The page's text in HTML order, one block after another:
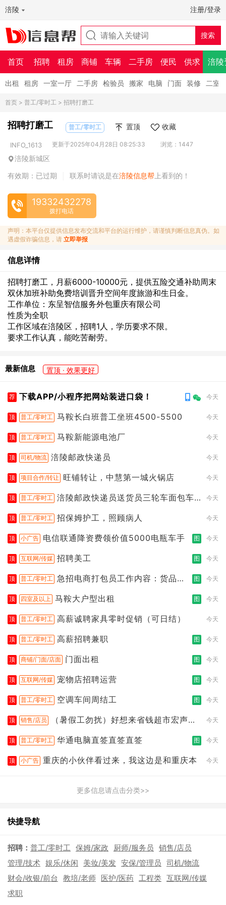
涪陵 注册/登录
首页 招聘 租房 商铺 车辆 二手房 便民 供求 涪陵
出租 租房 一室一厅 二手房 检验员 搬家 电脑 门面 装修 二室
首页 > 普工/零时工 > 招聘打磨工
招聘打磨工 普工/零时工 置顶 收藏
INFO_1613 更新于2025年04月28日 08:25:33 浏览：1447
涪陵新城区
有效期：已过期
联系时请说是在涪陵信息帮 上看到的！
19332432278
拨打电话
声明：本平台仅提供信息发布交流和平台的运行维护，请谨慎判断信息真伪。如
遇虚假诈骗信息，请 立即举报
信息详情
招聘打磨工，月薪6000-10000元，提供五险交通补助周末
双休加班补助免费培训晋升空间年度旅游和生日金。
工作单位：东呈智信服务外包重庆有限公司
性质为全职
工作区域在涪陵区，招聘1人，学历要求不限。
要求工作认真，能吃苦耐劳。
最新信息 置顶 · 效果更好
荐 下载APP/小程序把网站装进口袋！ 今天
顶 普工/零时工 马鞍长白班普工坐班4500-5500 今天
顶 普工/零时工 马鞍新能源电池厂 今天
顶 司机/物流 涪陵邮政快递员 今天
顶 项目合作/转让 旺铺转让，中慧第一城火锅店 今天
顶 普工/零时工 涪陵邮政快递员送货员三轮车面包车
今天
顶 普工/零时工 招保姆护工，照顾病人 今天
顶 小广告 电信联通降资费领价值5000电瓶车手 图 今天
顶 互联网/传媒 招聘美工 图 今天
顶 普工/零时工 急招电商打包员工作内容：货品分
图 今天
顶 四室及以上 马鞍大户型出租 图 今天
顶 普工/零时工 高薪诚聘家具零时促销（可日结） 今天
顶 普工/零时工 高薪招聘兼职 图 今天
顶 商铺/门面/店面 门面出租 图 今天
顶 互联网/传媒 宠物店招聘运营 图 今天
顶 普工/零时工 空调车间周结工 图 今天
顶 销售/店员
（暑假工勿扰）好想来省钱超市宏声桥
今天
顶 普工/零时工 华通电脑直签直签直签 图 今天
顶 小广告 重庆的小伙伴看过来，我这边是和重庆本 今天
更多信息请点击分类>>
快捷导航
招聘： 普工/零时工 保姆/家政 厨师/服务员 销售/店员
管理/技术 娱乐/休闲 美妆/美发 安保/管理员 司机/物流
财会/收银/前台 教培/老师 医护/医药 工程类 互联网/传媒
求职